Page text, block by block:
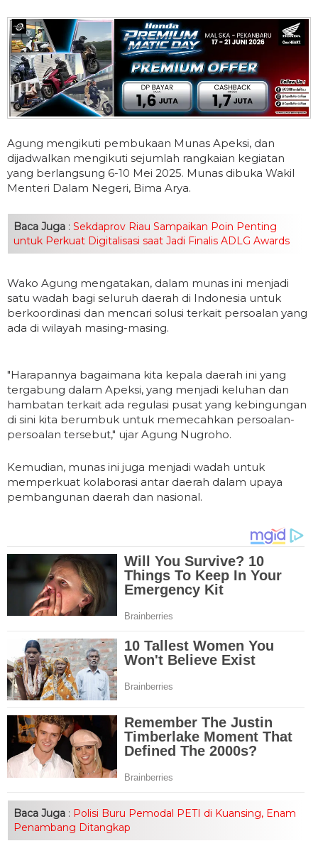
Agung mengikuti pembukaan Munas Apeksi, dan
dijadwalkan mengikuti sejumlah rangkaian kegiatan
yang berlangsung 6-10 Mei 2025. Munas dibuka Wakil
Menteri Dalam Negeri, Bima Arya.
Baca Juga : Sekdaprov Riau Sampaikan Poin Penting
untuk Perkuat Digitalisasi saat Jadi Finalis ADLG Awards
Wako Agung mengatakan, dalam munas ini menjadi
satu wadah bagi seluruh daerah di Indonesia untuk
berkoordinasi dan mencari solusi terkait persoalan yang
ada di wilayah masing-masing.
"Harapannya bagaimana kita kepala daerah ini yang
tergabung dalam Apeksi, yang menjadi keluhan dan
hambatan terkait ada regulasi pusat yang kebingungan
di sini kita berumbuk untuk memecahkan persoalan-
persoalan tersebut," ujar Agung Nugroho.
Kemudian, munas ini juga menjadi wadah untuk
memperkuat kolaborasi antar daerah dalam upaya
pembangunan daerah dan nasional.
Baca Juga : Polisi Buru Pemodal PETI di Kuansing, Enam
Penambang Ditangkap